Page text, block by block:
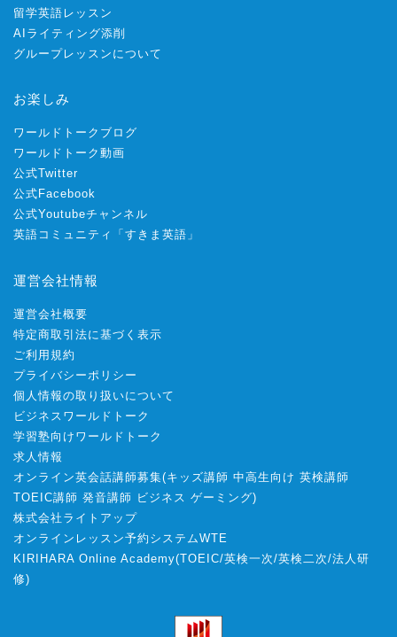
留学英語レッスン
AIライティング添削
グループレッスンについて
お楽しみ
ワールドトークブログ
ワールドトーク動画
公式Twitter
公式Facebook
公式Youtubeチャンネル
英語コミュニティ「すきま英語」
運営会社情報
運営会社概要
特定商取引法に基づく表示
ご利用規約
プライバシーポリシー
個人情報の取り扱いについて
ビジネスワールドトーク
学習塾向けワールドトーク
求人情報
オンライン英会話講師募集(キッズ講師 中高生向け 英検講師
TOEIC講師 発音講師 ビジネス ゲーミング)
株式会社ライトアップ
オンラインレッスン予約システムWTE
KIRIHARA Online Academy(TOEIC/英検一次/英検二次/法人研
修)